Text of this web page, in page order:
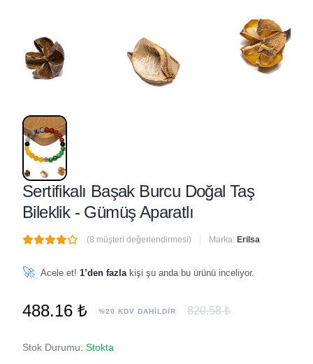
Sertifikalı Başak Burcu Doğal Taş
Bileklik - Gümüş Aparatlı
(8 müşteri değerlendirmesi) Marka: Erilsa
🚀 Acele et! 1’den fazla kişi şu anda bu ürünü inceliyor.
488.16 ₺ %20 KDV DAHİLDİR 820.58 ₺
Stok Durumu: Stokta